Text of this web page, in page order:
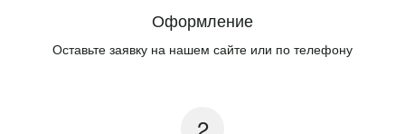
Оформление
Оставьте заявку на нашем сайте или по телефону